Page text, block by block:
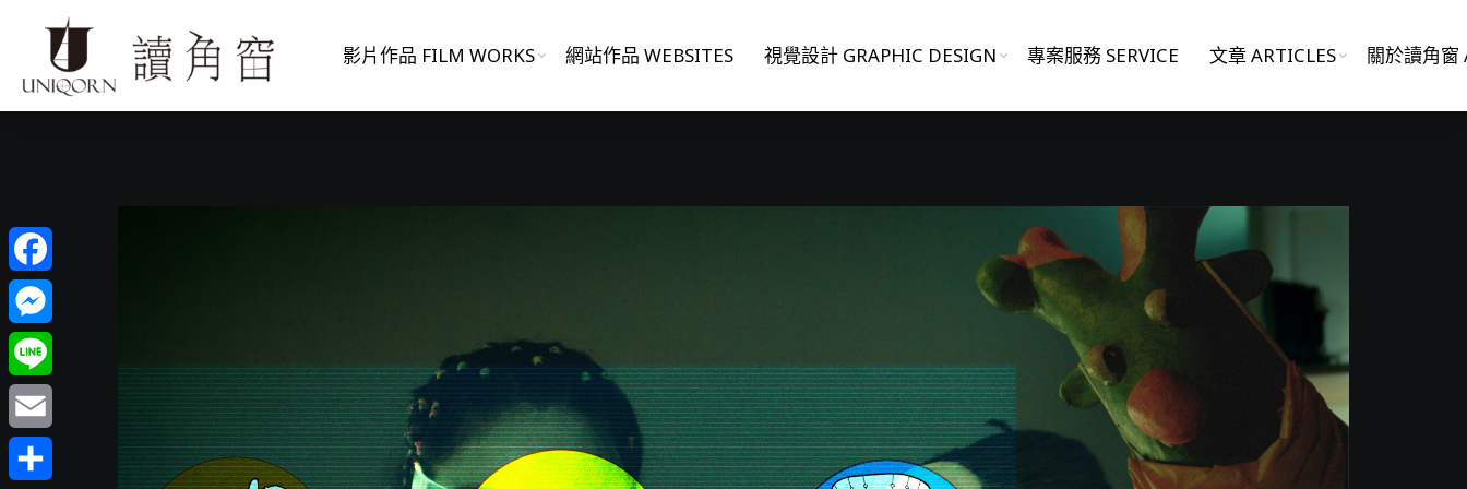
影片作品 FILM WORKS 網站作品 WEBSITES 視覺設計 GRAPHIC DESIGN 專案服務 SERVICE 文章 ARTICLES 關於讀角窗
影片作品 FILM WORKS
網站作品 WEBSITES
視覺設計 GRAPHIC DESIGN
專案服務 SERVICE
文章 ARTICLES
Facebook
Messenger
Line
Email